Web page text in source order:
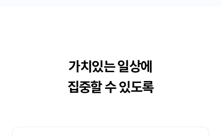
가치있는 일상에
집중할 수 있도록